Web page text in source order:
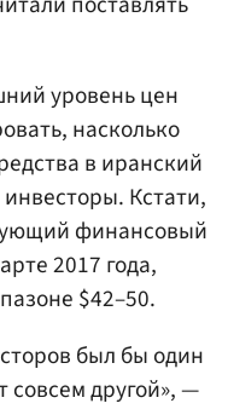
уровень цен
насколько
в иранский
Кстати,
финансовый
2017 года,
$42–50.
был бы один
совсем другой», —